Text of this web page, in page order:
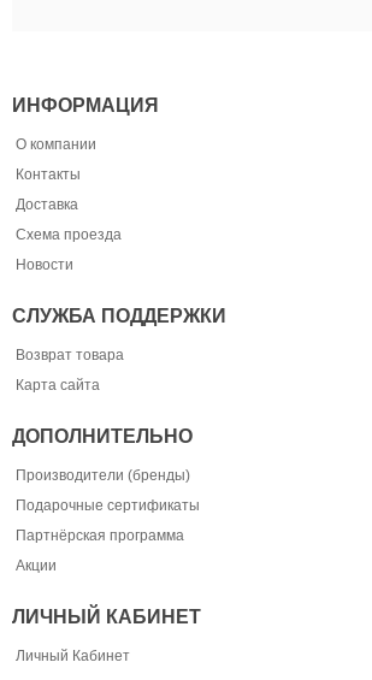
ИНФОРМАЦИЯ
О компании
Контакты
Доставка
Схема проезда
Новости
СЛУЖБА ПОДДЕРЖКИ
Возврат товара
Карта сайта
ДОПОЛНИТЕЛЬНО
Производители (бренды)
Подарочные сертификаты
Партнёрская программа
Акции
ЛИЧНЫЙ КАБИНЕТ
Личный Кабинет